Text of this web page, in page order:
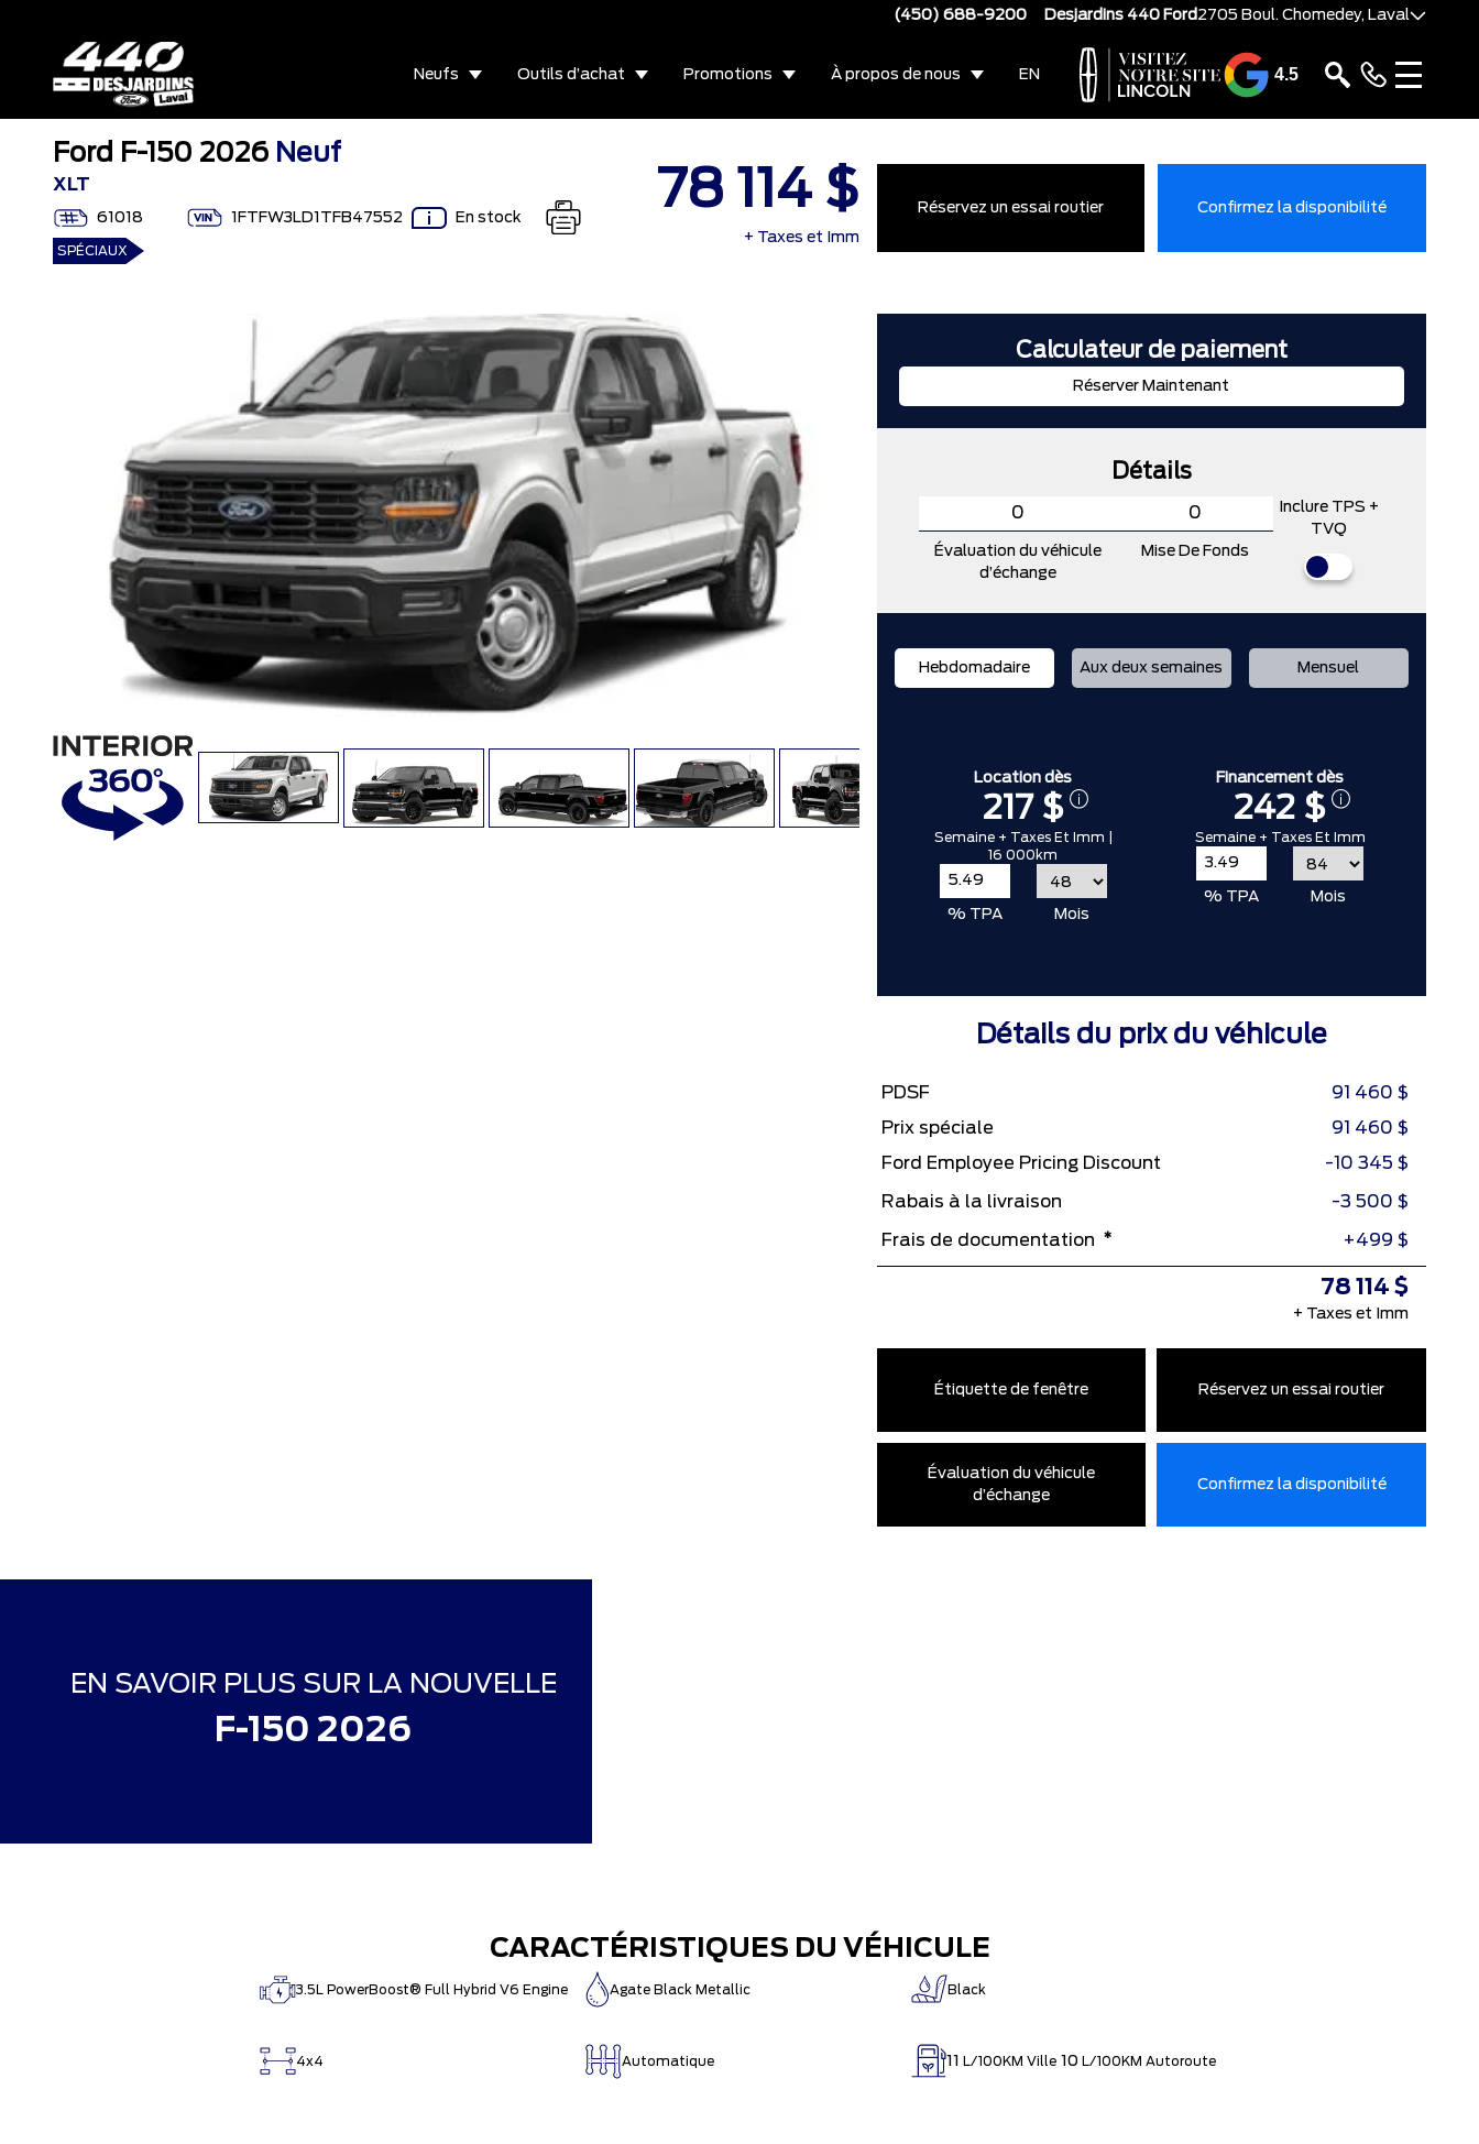
(450) 688-9200 Desjardins 440 Ford2705 Boul. Chomedey, Laval
Neufs Outils d’achat Promotions À propos de nous EN 4.5
Ford F-150 2026 Neuf
XLT
61018 1FTFW3LD1TFB47552 En stock
SPÉCIAUX
78 114 $
+ Taxes et Imm
Réservez un essai routier Confirmez la disponibilité
Détails du prix du véhicule
PDSF
91 460 $
Prix spéciale
91 460 $
Ford Employee Pricing Discount
-10 345 $
Rabais à la livraison -3 500 $
Frais de documentation * +499 $
78 114 $
+ Taxes et Imm
Calculateur de paiement
Réserver Maintenant
Détails
Évaluation du véhicule
d’échange
Mise De Fonds
Inclure TPS +
TVQ
Hebdomadaire Aux deux semaines Mensuel
Location dès
217 $
Semaine + Taxes Et Imm |
16 000km
% TPA Mois
Financement dès
242 $
Semaine + Taxes Et Imm
% TPA Mois
Étiquette de fenêtre Réservez un essai routier
Évaluation du véhicule
d’échange
Confirmez la disponibilité
EN SAVOIR PLUS SUR LA NOUVELLE
F-150 2026
CARACTÉRISTIQUES DU VÉHICULE
3.5L PowerBoost® Full Hybrid V6 Engine Agate Black Metallic Black
4x4 Automatique 11 L/100KM Ville 10 L/100KM Autoroute